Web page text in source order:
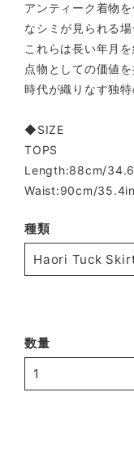
アンティーク着物
なシミが見られる場
これらは長い年月
点物としての価値を
時代が織りなす独
◆SIZE
TOPS
Length:88cm/
Waist:90cm/
種類
数量